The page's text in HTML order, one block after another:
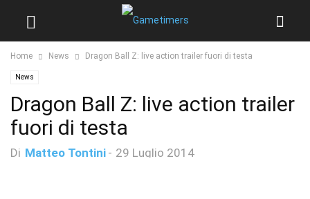
Home News Dragon Ball Z: live action trailer fuori di testa
News
Dragon Ball Z: live action trailer
fuori di testa
Di Matteo Tontini - 29 Luglio 2014